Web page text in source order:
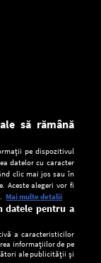
smartphone:
să rămână
pe dispozitivul
datelor cu caracter
clic mai jos sau în
Aceste alegeri vor fi
Mai multe detalii
datele pentru a
a caracteristicilor
informațiilor de pe
ale publicității și